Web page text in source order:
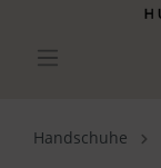
Handschuhe